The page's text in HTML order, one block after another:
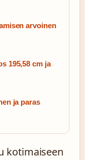
arvoinen
195,58 cm ja
ja paras
kotimaiseen